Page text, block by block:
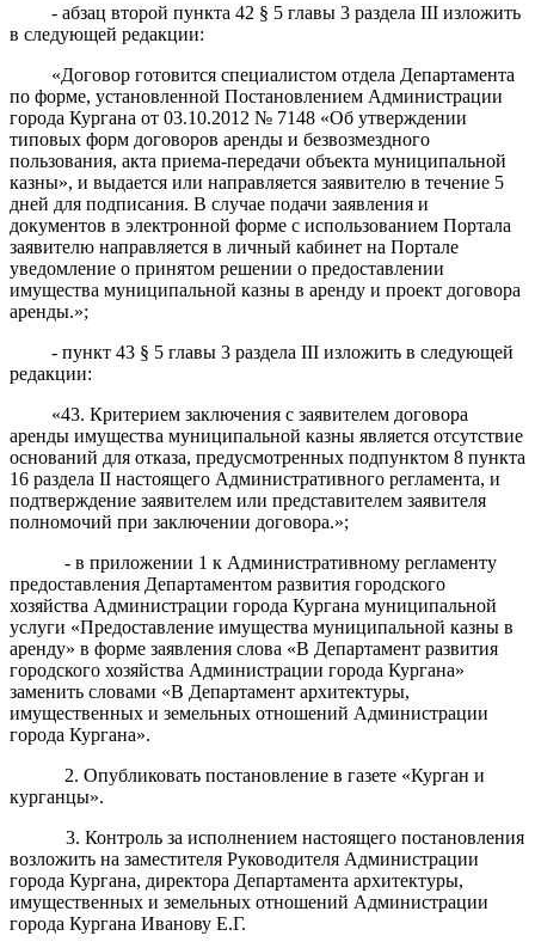
- абзац второй пункта 42 § 5 главы 3 раздела III изложить
в следующей редакции:
«Договор готовится специалистом отдела Департамента
по форме, установленной Постановлением Администрации
города Кургана от 03.10.2012 № 7148 «Об утверждении
типовых форм договоров аренды и безвозмездного
пользования, акта приема-передачи объекта муниципальной
казны», и выдается или направляется заявителю в течение 5
дней для подписания. В случае подачи заявления и
документов в электронной форме с использованием Портала
заявителю направляется в личный кабинет на Портале
уведомление о принятом решении о предоставлении
имущества муниципальной казны в аренду и проект договора
аренды.»;
- пункт 43 § 5 главы 3 раздела III изложить в следующей
редакции:
«43. Критерием заключения с заявителем договора
аренды имущества муниципальной казны является отсутствие
оснований для отказа, предусмотренных подпунктом 8 пункта
16 раздела II настоящего Административного регламента, и
подтверждение заявителем или представителем заявителя
полномочий при заключении договора.»;
- в приложении 1 к Административному регламенту
предоставления Департаментом развития городского
хозяйства Администрации города Кургана муниципальной
услуги «Предоставление имущества муниципальной казны в
аренду» в форме заявления слова «В Департамент развития
городского хозяйства Администрации города Кургана»
заменить словами «В Департамент архитектуры,
имущественных и земельных отношений Администрации
города Кургана».
2. Опубликовать постановление в газете «Курган и
курганцы».
3. Контроль за исполнением настоящего постановления
возложить на заместителя Руководителя Администрации
города Кургана, директора Департамента архитектуры,
имущественных и земельных отношений Администрации
города Кургана Иванову Е.Г.